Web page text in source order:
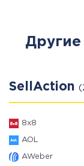
Другие
SellAction
8x8
AOL
AWeber